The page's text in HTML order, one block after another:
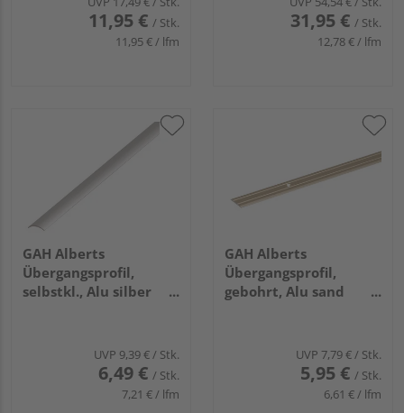
11,95 € / Stk.
11,95 € / lfm
eloxiert sand31,95 € / Stk.
12,78 € / lfm
GAH Alberts
Übergangsprofil,
selbstkl., Alu silber
UVP 9,39 €/ Stk.
6,49 € / Stk.
7,21 € / lfm
GAH Alberts
Übergangsprofil,
gebohrt, Alu sand
UVP 7,79 €/ Stk.
5,95 € / Stk.
6,61 € / lfm